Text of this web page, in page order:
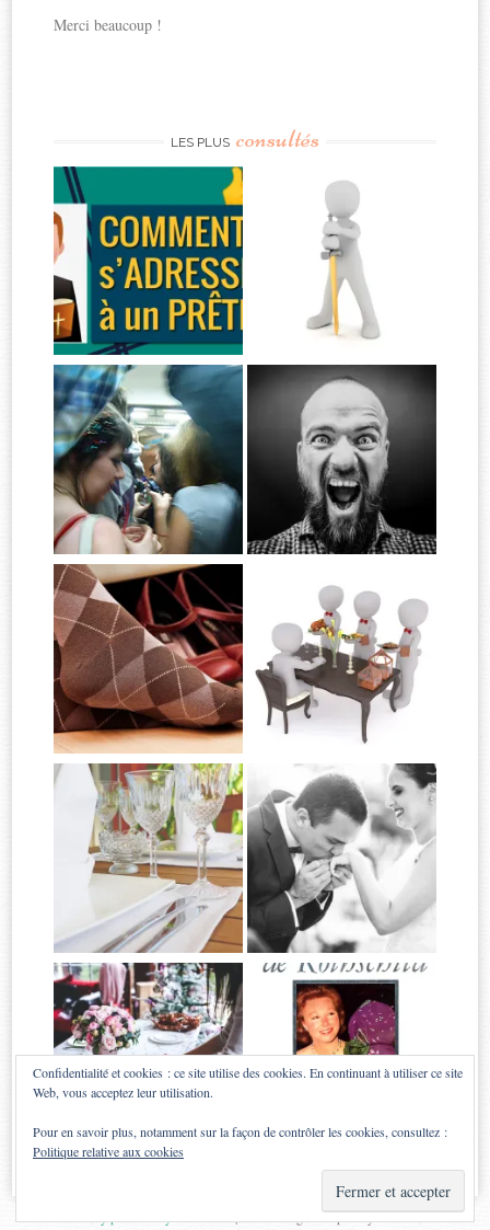
Merci beaucoup !
LES PLUS consultés
Theme: Sugar & Spice byWebTuts.
Confidentialité et cookies : ce site utilise des cookies. En continuant à utiliser ce site
Web, vous acceptez leur utilisation.
Pour en savoir plus, notamment sur la façon de contrôler les cookies, consultez :
Politique relative aux cookies